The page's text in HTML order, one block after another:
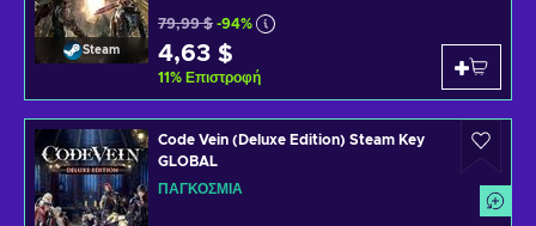
Steam
79,99 $ -94%
4,63 $
11% Επιστροφή
Code Vein (Deluxe Edition) Steam Key
GLOBAL
ΠΑΓΚΌΣΜΙΑ